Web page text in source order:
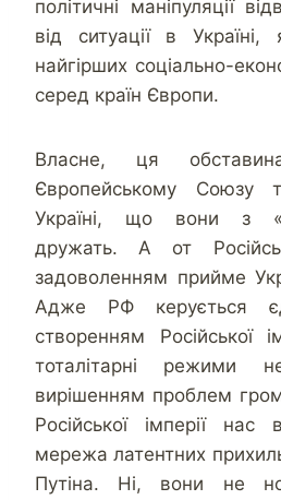
політичні маніпуляції
від ситуації в
найгірших соціально-
серед країн Європи.
Власне, ця
Європейському Союзу
Україні, що вони з
дружать. А от
задоволенням прийме
Адже РФ керується
створенням Російської
тоталітарні режими
вирішенням проблем
Російської імперії нас
мережа латентних
Путіна. Ні, вони не